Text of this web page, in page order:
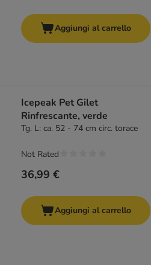
Aggiungi al carrello
Icepeak Pet Gilet
Rinfrescante, verde
Tg. L: ca. 52 - 74 cm circ. torace
36,99 €
Not Rated
Aggiungi al carrello